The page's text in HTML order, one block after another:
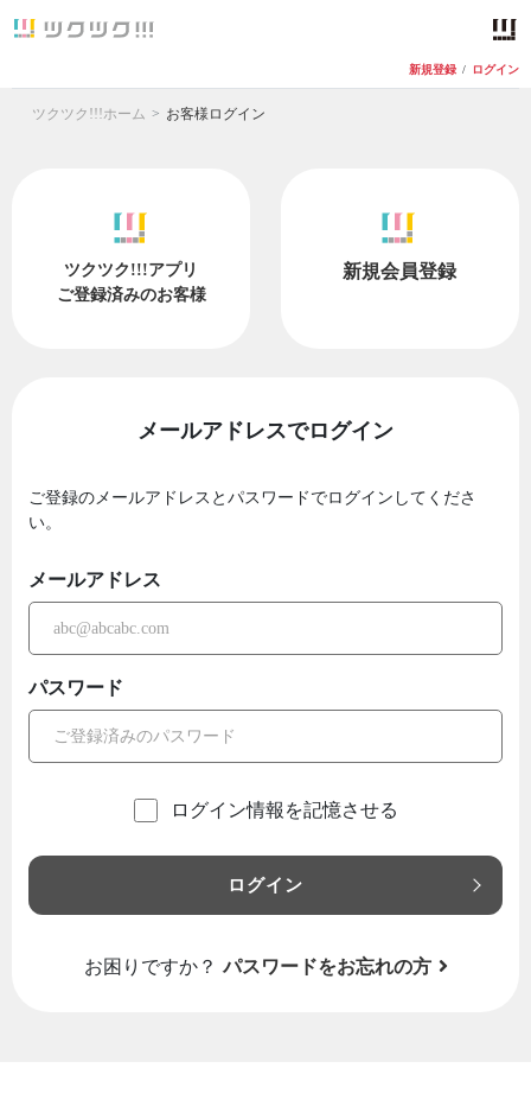
新規登録 / ログイン
ツクツク!!!ホーム お客様ログイン
ツクツク!!!アプリ
ご登録済みのお客様
新規会員登録
メールアドレスでログイン
ご登録のメールアドレスとパスワードでログインしてくださ
い。
メールアドレス
パスワード
ログイン情報を記憶させる
ログイン
お困りですか？ パスワードをお忘れの方